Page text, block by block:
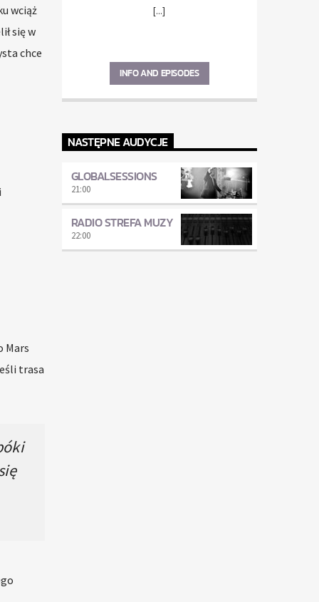
wciąż
się w
chce
Mars
trasa
[...]
INFO AND EPISODES
NASTĘPNE AUDYCJE
GLOBALSESSIONS
21:00
RADIO STREFA MUZY
22:00